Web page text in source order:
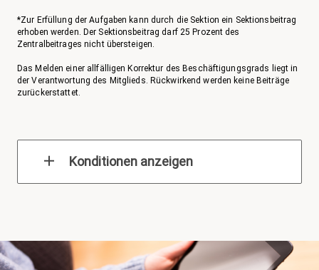
*Zur Erfüllung der Aufgaben kann durch die Sektion ein Sektionsbeitrag
erhoben werden. Der Sektionsbeitrag darf 25 Prozent des
Zentralbeitrages nicht übersteigen.
Das Melden einer allfälligen Korrektur des Beschäftigungsgrads liegt in
der Verantwortung des Mitglieds. Rückwirkend werden keine Beiträge
zurückerstattet.
Konditionen anzeigen